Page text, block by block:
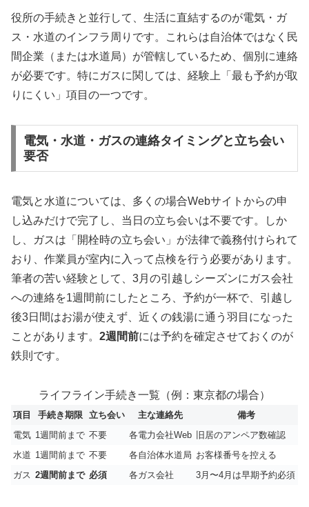
役所の手続きと並行して、生活に直結するのが電気・ガ
ス・水道のインフラ周りです。これらは自治体ではなく民
間企業（または水道局）が管轄しているため、個別に連絡
が必要です。特にガスに関しては、経験上「最も予約が取
りにくい」項目の一つです。
電気・水道・ガスの連絡タイミングと立ち会い
要否
電気と水道については、多くの場合Webサイトからの申
し込みだけで完了し、当日の立ち会いは不要です。しか
し、ガスは「開栓時の立ち会い」が法律で義務付けられて
おり、作業員が室内に入って点検を行う必要があります。
筆者の苦い経験として、3月の引越しシーズンにガス会社
への連絡を1週間前にしたところ、予約が一杯で、引越し
後3日間はお湯が使えず、近くの銭湯に通う羽目になった
ことがあります。 2週間前には予約を確定させておくのが
鉄則です。
ライフライン手続き一覧（例：東京都の場合）
項目 手続き期限 立ち会い 主な連絡先
備考
電気 1週間前まで 不要 各電力会社Web
旧居のアンペア数確認
水道 1週間前まで 不要 各自治体水道局 お客様番号を控える
ガス 2週間前まで 必須 各ガス会社 3月〜4月は早期予約必須